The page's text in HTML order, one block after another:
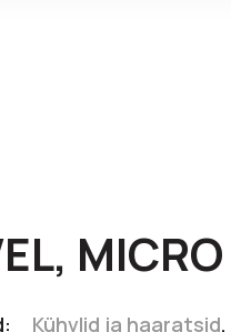
MICRO
Kühvlid ja haaratsid,